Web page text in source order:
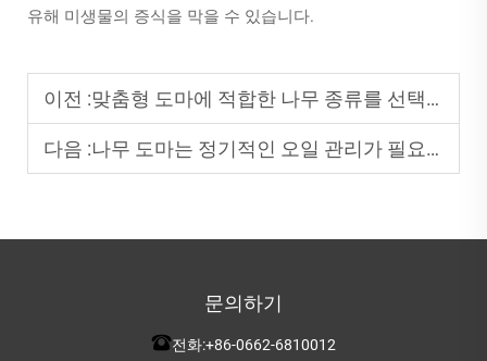
유해 미생물의 증식을 막을 수 있습니다.
이전 :맞춤형 도마에 적합한 나무 종류를 선택하는 방법?
다음 :나무 도마는 정기적인 오일 관리가 필요할까요?
문의하기
전화:+86-0662-6810012